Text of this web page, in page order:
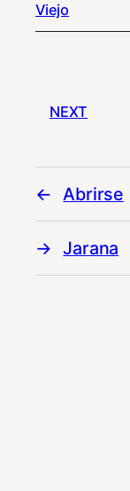
Viejo
NEXT
Abrirse
Jarana